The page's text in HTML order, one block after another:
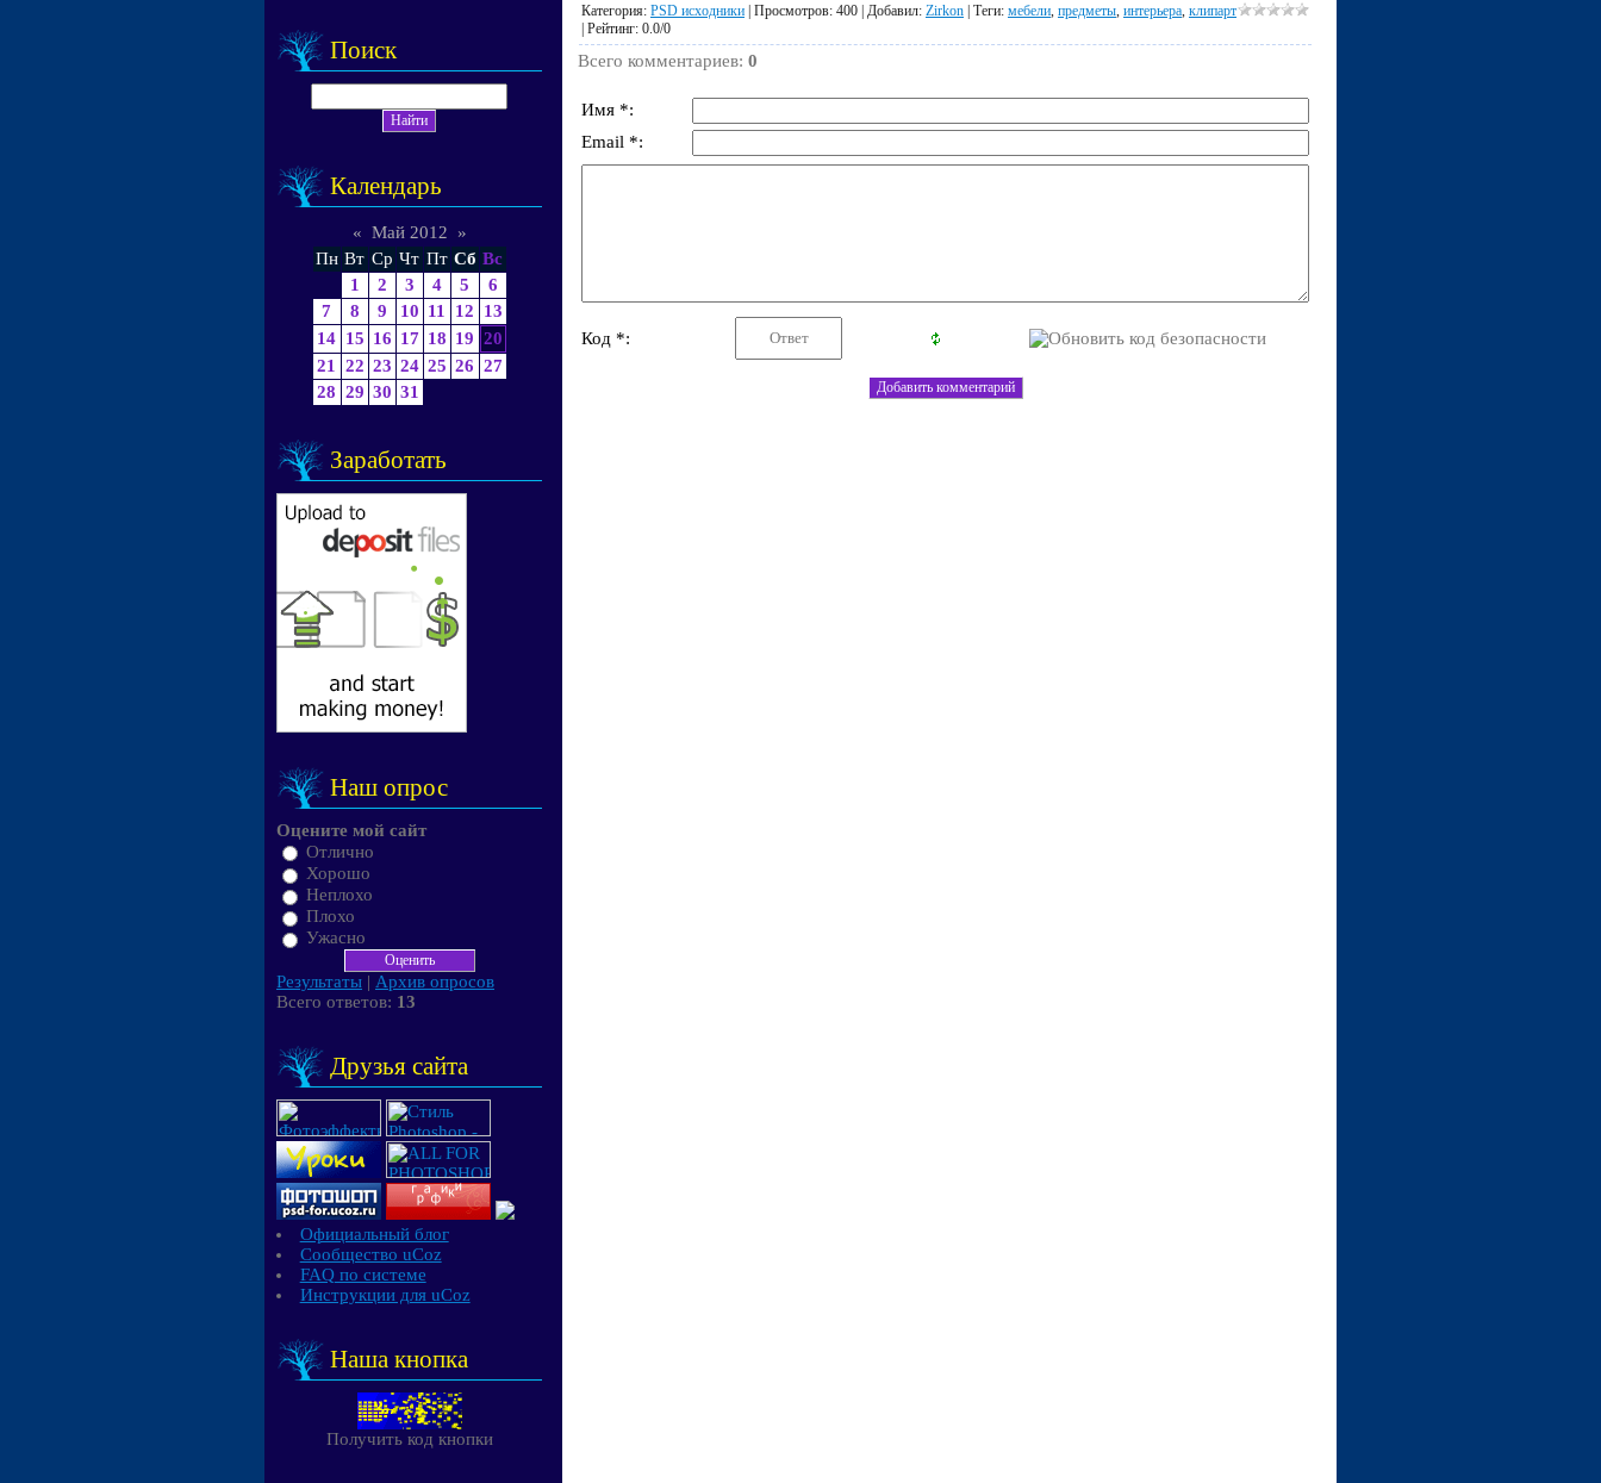
Поиск
Календарь
« Май 2012
»
Пн Вт Ср Чт Пт Сб Вс
1
2 3 4 5
6
7
8 9 10 11 12
13
14 15 16 17 18 19 20
21
22 23 24 25 26 27
28 29 30 31
Заработать
Наш опрос
Оцените мой сайт
Отлично
Хорошо
Неплохо
Плохо
Ужасно
Результаты | Архив опросов
Всего ответов: 13
Друзья сайта
Официальный блог
Сообщество uCoz
FAQ по системе
Инструкции для uCoz
Наша кнопка
Получить код кнопки
Категория: PSD исходники | Просмотров: 400 | Добавил: Zirkon | Теги: мебели предметы интерьера клипарт
| Рейтинг: 0.0/0
Всего комментариев: 0
Имя *:
Email *:
Код *: